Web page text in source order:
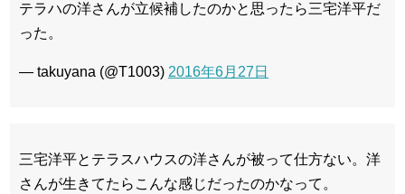
テラハの洋さんが立候補したのかと思ったら三宅洋平だ
った。
— takuyana (@T1003) 2016年6月27日
三宅洋平とテラスハウスの洋さんが被って仕方ない。洋
さんが生きてたらこんな感じだったのかなって。